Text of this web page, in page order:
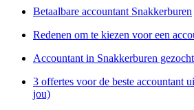
Betaalbare accountant Snakkerburen
Redenen om te kiezen voor een
Accountant in Snakkerburen
3 offertes voor de beste accountant
jou)